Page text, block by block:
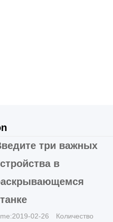
три важных
в
02-26 Количество